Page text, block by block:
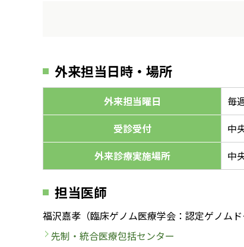
外来担当日時・場所
外来担当曜日
毎
受診受付
中
外来診療実施場所
中
担当医師
福沢嘉孝（臨床ゲノム医療学会：認定ゲノムド
先制・統合医療包括センター